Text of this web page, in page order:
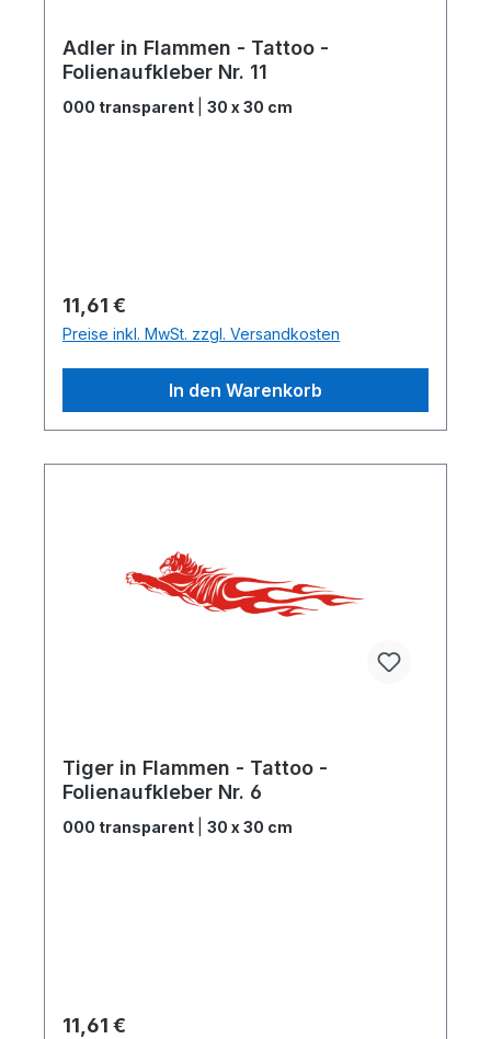
Adler in Flammen - Tattoo -
Folienaufkleber Nr. 11
000 transparent 30 x 30 cm
Regulärer Preis:
11,61 €
Preise inkl. MwSt. zzgl. Versandkosten
In den Warenkorb
Tiger in Flammen - Tattoo -
Folienaufkleber Nr. 6
000 transparent 30 x 30 cm
Regulärer Preis:
11,61 €